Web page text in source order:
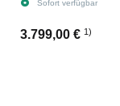
Sofort verfügbar
3.799,00 € 1)